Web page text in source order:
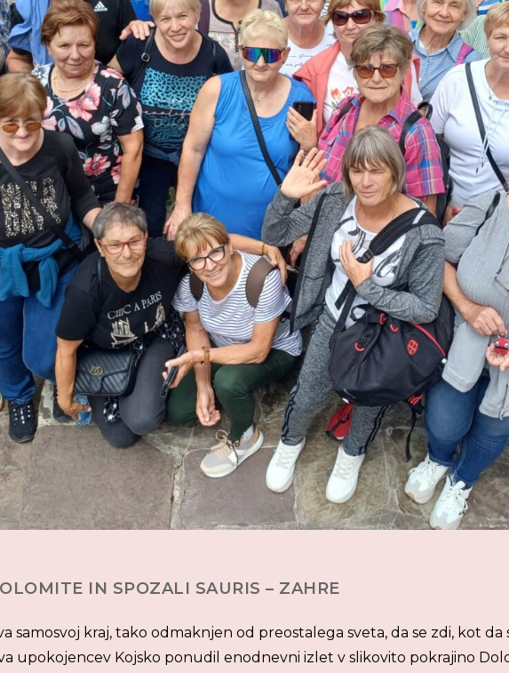
IN SPOZALI SAURIS – ZAHRE
samosvoj kraj, tako odmaknjen od preostalega sveta, da se zdi, kot da
upokojencev Kojsko ponudil enodnevni izlet v slikovito pokrajino